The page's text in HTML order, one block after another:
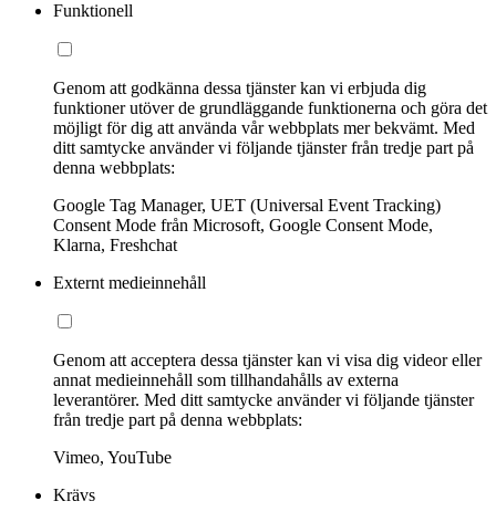
Funktionell
Genom att godkänna dessa tjänster kan vi erbjuda dig
funktioner utöver de grundläggande funktionerna och göra det
möjligt för dig att använda vår webbplats mer bekvämt. Med
ditt samtycke använder vi följande tjänster från tredje part på
denna webbplats:
Google Tag Manager, UET (Universal Event Tracking)
Consent Mode från Microsoft, Google Consent Mode,
Klarna, Freshchat
Externt medieinnehåll
Genom att acceptera dessa tjänster kan vi visa dig videor eller
annat medieinnehåll som tillhandahålls av externa
leverantörer. Med ditt samtycke använder vi följande tjänster
från tredje part på denna webbplats:
Vimeo, YouTube
Krävs